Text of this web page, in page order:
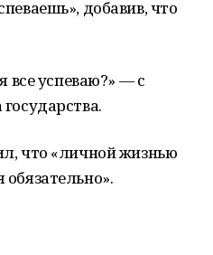
добавив, что
все успеваю?» — с
что «личной жизнью